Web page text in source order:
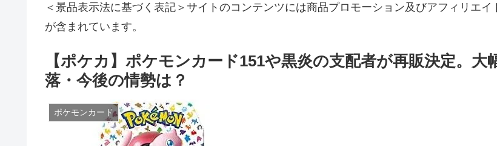
＜景品表示法に基づく表記＞サイトのコンテンツには商品プロモーション及びアフィリエイ
が含まれています。
【ポケカ】ポケモンカード151や黒炎の支配者が再販決定。大
落・今後の情勢は？
ポケモンカード